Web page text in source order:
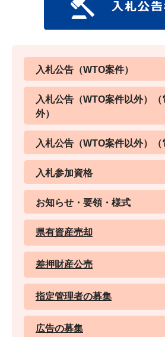
入札公告（WTO案件）
入札公告（WTO案件以外）（
外）
入札公告（WTO案件以外）（
入札参加資格
お知らせ・要領・様式
県有資産売却
差押財産公売
指定管理者の募集
広告の募集